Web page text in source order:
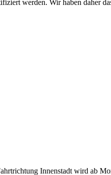
werden. Wir haben daher
Innenstadt wird ab